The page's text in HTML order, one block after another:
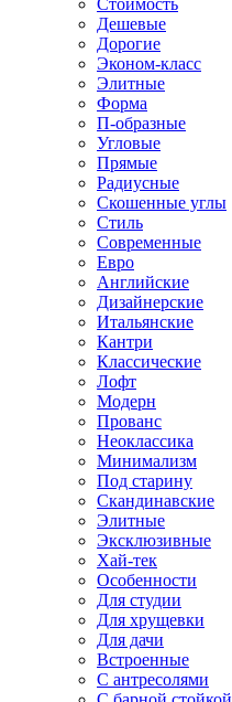
Стоимость
Дешевые
Дорогие
Эконом-класс
Элитные
Форма
П-образные
Угловые
Прямые
Радиусные
Скошенные углы
Стиль
Современные
Евро
Английские
Дизайнерские
Итальянские
Кантри
Классические
Лофт
Модерн
Прованс
Неоклассика
Минимализм
Под старину
Скандинавские
Элитные
Эксклюзивные
Хай-тек
Особенности
Для студии
Для хрущевки
Для дачи
Встроенные
С антресолями